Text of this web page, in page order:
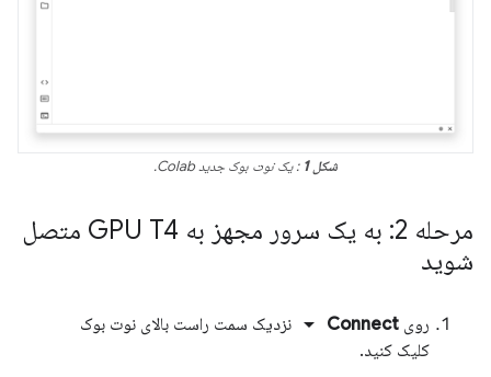
شکل 1 : یک نوت بوک جدید Colab.
مرحله 2: به یک سرور مجهز به GPU T4 متصل
شوید
روی Connect
arrow_drop_down نزدیک سمت راست بالای نوت بوک
کلیک کنید.